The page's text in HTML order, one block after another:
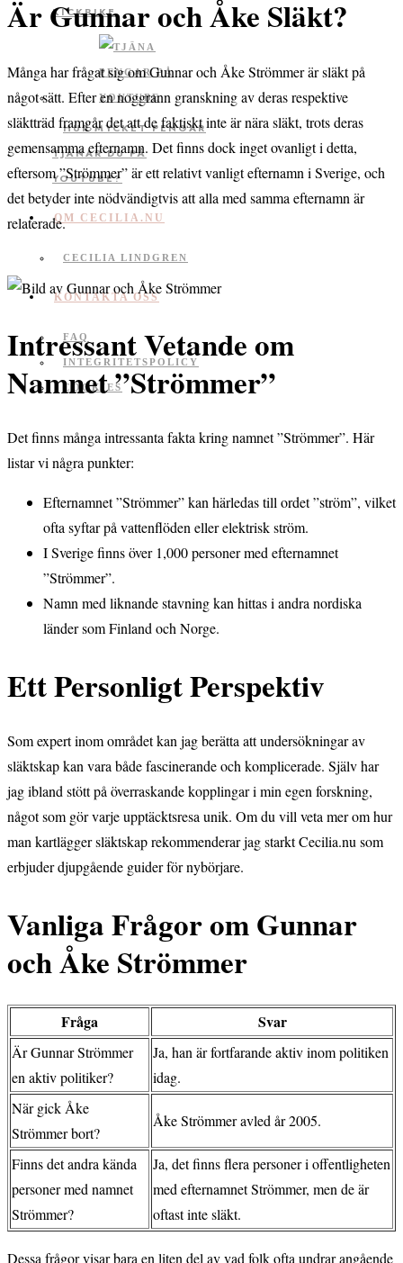
KICKBIKE
HUR MYCKET PENGAR
TJÄNAR DU PÅ
YOUTUBE?
OM CECILIA.NU
CECILIA LINDGREN
KONTAKTA OSS
FAQ
INTEGRITETSPOLICY
COOKIES
Är Gunnar och Åke Släkt?
Många har frågat sig om Gunnar och Åke Strömmer är släkt på
något sätt. Efter en noggrann granskning av deras respektive
släktträd framgår det att de faktiskt inte är nära släkt, trots deras
gemensamma efternamn. Det finns dock inget ovanligt i detta,
eftersom ”Strömmer” är ett relativt vanligt efternamn i Sverige, och
det betyder inte nödvändigtvis att alla med samma efternamn är
relaterade.
Intressant Vetande om
Namnet ”Strömmer”
Det finns många intressanta fakta kring namnet ”Strömmer”. Här
listar vi några punkter:
Efternamnet ”Strömmer” kan härledas till ordet ”ström”, vilket
ofta syftar på vattenflöden eller elektrisk ström.
I Sverige finns över 1,000 personer med efternamnet
”Strömmer”.
Namn med liknande stavning kan hittas i andra nordiska
länder som Finland och Norge.
Ett Personligt Perspektiv
Som expert inom området kan jag berätta att undersökningar av
släktskap kan vara både fascinerande och komplicerade. Själv har
jag ibland stött på överraskande kopplingar i min egen forskning,
något som gör varje upptäcktsresa unik. Om du vill veta mer om hur
man kartlägger släktskap rekommenderar jag starkt Cecilia.nu som
erbjuder djupgående guider för nybörjare.
Vanliga Frågor om Gunnar
och Åke Strömmer
Fråga Svar
Är Gunnar Strömmer
en aktiv politiker?
Ja, han är fortfarande aktiv inom politiken
idag.
När gick Åke
Strömmer bort?
Åke Strömmer avled år 2005.
Finns det andra kända
personer med namnet
Strömmer?
Ja, det finns flera personer i offentligheten
med efternamnet Strömmer, men de är
oftast inte släkt.
Dessa frågor visar bara en liten del av vad folk ofta undrar angående